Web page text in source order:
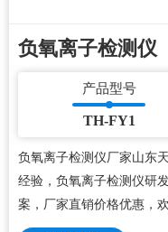
负氧离子检测仪
产品型号
TH-FY1
负氧离子检测仪厂家山东
经验，负氧离子检测仪研
案，厂家直销价格优惠，